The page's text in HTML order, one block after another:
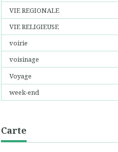
VIE REGIONALE
VIE RELIGIEUSE
voirie
voisinage
Voyage
week-end
Carte